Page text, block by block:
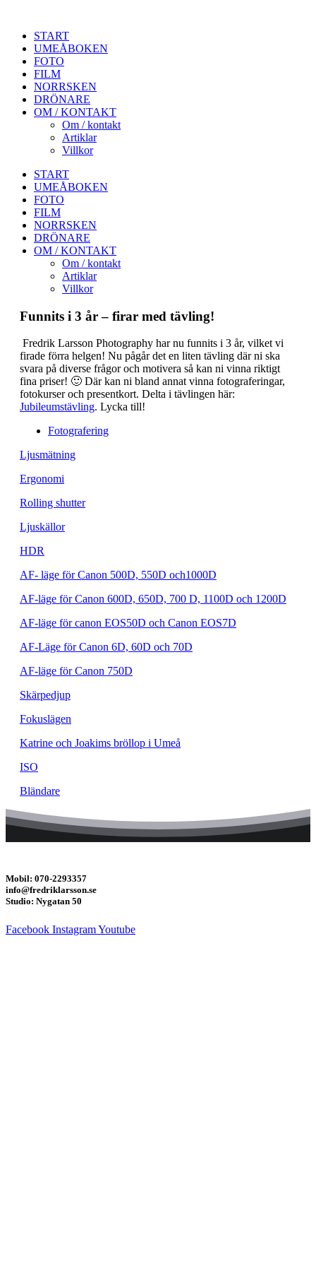
START
UMEÅBOKEN
FOTO
FILM
NORRSKEN
DRÖNARE
OM / KONTAKT
Om / kontakt
Artiklar
Villkor
START
UMEÅBOKEN
FOTO
FILM
NORRSKEN
DRÖNARE
OM / KONTAKT
Om / kontakt
Artiklar
Villkor
Funnits i 3 år – firar med tävling!
Fredrik Larsson Photography har nu funnits i 3 år, vilket vi
firade förra helgen! Nu pågår det en liten tävling där ni ska
svara på diverse frågor och motivera så kan ni vinna riktigt
fina priser! 🙂 Där kan ni bland annat vinna fotograferingar,
fotokurser och presentkort. Delta i tävlingen här:
Jubileumstävling. Lycka till!
Fotografering
Ljusmätning
Ergonomi
Rolling shutter
Ljuskällor
HDR
AF- läge för Canon 500D, 550D och1000D
AF-läge för Canon 600D, 650D, 700 D, 1100D och 1200D
AF-läge för canon EOS50D och Canon EOS7D
AF-Läge för Canon 6D, 60D och 70D
AF-läge för Canon 750D
Skärpedjup
Fokuslägen
Katrine och Joakims bröllop i Umeå
ISO
Bländare
Mobil: 070-2293357
info@fredriklarsson.se
Studio: Nygatan 50
Facebook InstagramYoutube